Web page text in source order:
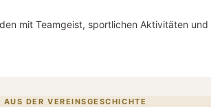
mit Teamgeist, sportlichen Aktivitäten
AUS DER VEREINSGESCHICHTE